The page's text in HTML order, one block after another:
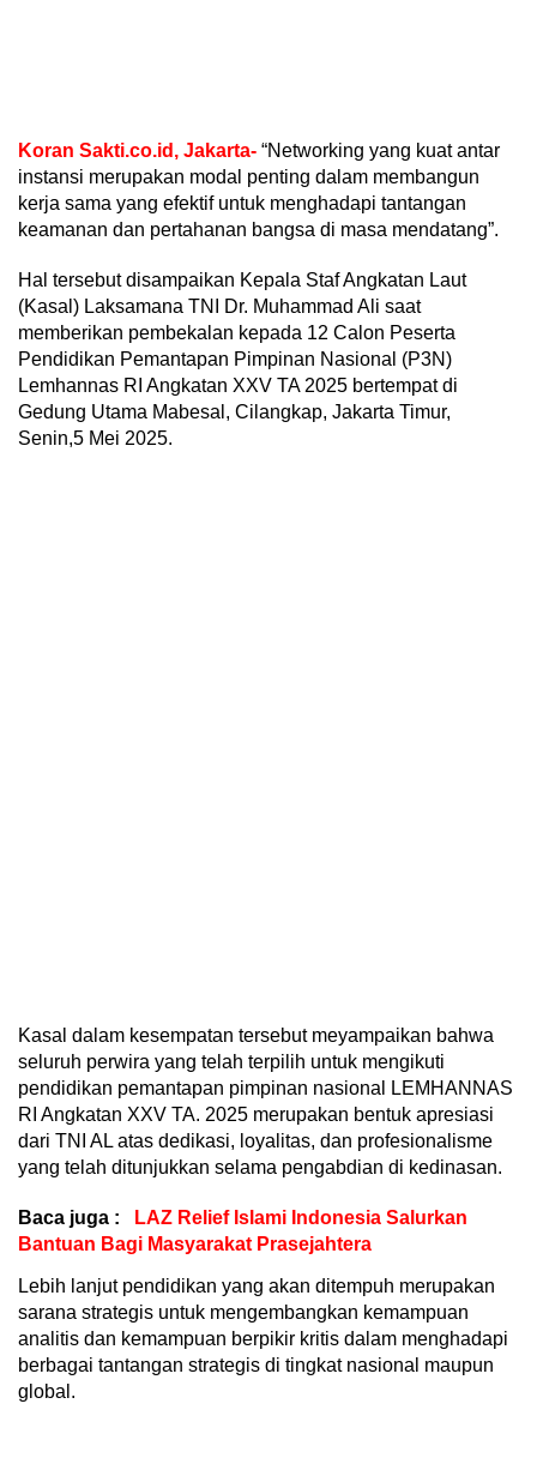
Koran Sakti.co.id, Jakarta- “Networking yang kuat antar
instansi merupakan modal penting dalam membangun
kerja sama yang efektif untuk menghadapi tantangan
keamanan dan pertahanan bangsa di masa mendatang”.
Hal tersebut disampaikan Kepala Staf Angkatan Laut
(Kasal) Laksamana TNI Dr. Muhammad Ali saat
memberikan pembekalan kepada 12 Calon Peserta
Pendidikan Pemantapan Pimpinan Nasional (P3N)
Lemhannas RI Angkatan XXV TA 2025 bertempat di
Gedung Utama Mabesal, Cilangkap, Jakarta Timur,
Senin,5 Mei 2025.
Kasal dalam kesempatan tersebut meyampaikan bahwa
seluruh perwira yang telah terpilih untuk mengikuti
pendidikan pemantapan pimpinan nasional LEMHANNAS
RI Angkatan XXV TA. 2025 merupakan bentuk apresiasi
dari TNI AL atas dedikasi, loyalitas, dan profesionalisme
yang telah ditunjukkan selama pengabdian di kedinasan.
Baca juga :
LAZ Relief Islami Indonesia Salurkan
Bantuan Bagi Masyarakat Prasejahtera
Lebih lanjut pendidikan yang akan ditempuh merupakan
sarana strategis untuk mengembangkan kemampuan
analitis dan kemampuan berpikir kritis dalam menghadapi
berbagai tantangan strategis di tingkat nasional maupun
global.